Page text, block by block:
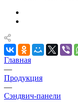
Главная
—
Продукция
—
Сэндвич-панели